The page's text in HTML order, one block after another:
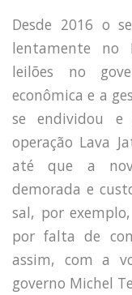
Desde 2016 o
lentamente no
leilões no
econômica e a
se endividou e
operação Lava
até que a
demorada e
sal, por
por falta de
assim, com a
governo Michel